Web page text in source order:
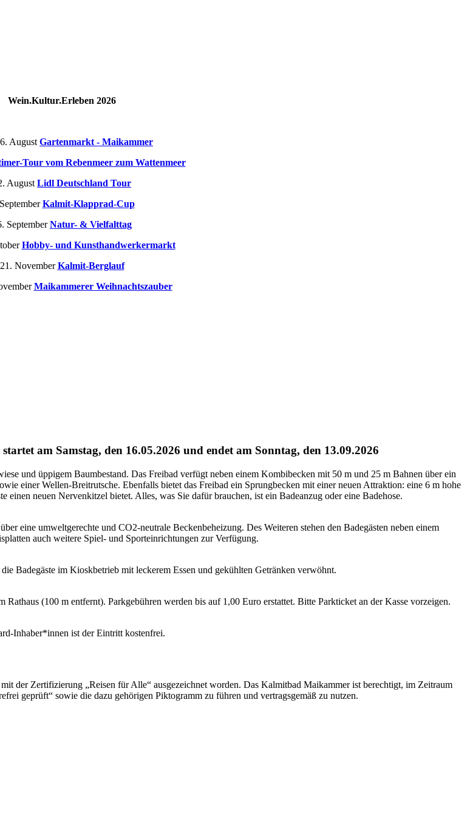
Wein.Kultur.Erleben 2026
August Gartenmarkt - Maikammer
Tour vom Rebenmeer zum Wattenmeer
August Lidl Deutschland Tour
Kalmit-Klapprad-Cup
SeptemberNatur- & Vielfalttag
Hobby- und Kunsthandwerkermarkt
21. NovemberKalmit-Berglauf
Maikammerer Weihnachtszauber
am Samstag, den 16.05.2026 und endet am Sonntag, den 13.09.2026
und üppigem Baumbestand. Das Freibad verfügt neben einem Kombibecken mit 50 m und 25 m Bahnen über ein
einer Wellen-Breitrutsche. Ebenfalls bietet das Freibad ein Sprungbecken mit einer neuen Attraktion: eine 6 m hohe
neuen Nervenkitzel bietet. Alles, was Sie dafür brauchen, ist ein Badeanzug oder eine Badehose.
eine umweltgerechte und CO2-neutrale Beckenbeheizung. Des Weiteren stehen den Badegästen neben einem
auch weitere Spiel- und Sporteinrichtungen zur Verfügung.
Badegäste im Kioskbetrieb mit leckerem Essen und gekühlten Getränken verwöhnt.
(100 m entfernt). Parkgebühren werden bis auf 1,00 Euro erstattet. Bitte Parkticket an der Kasse vorzeigen.
Inhaber*innen ist der Eintritt kostenfrei.
der Zertifizierung „Reisen für Alle“ ausgezeichnet worden. Das Kalmitbad Maikammer ist berechtigt, im Zeitraum
geprüft“ sowie die dazu gehörigen Piktogramm zu führen und vertragsgemäß zu nutzen.